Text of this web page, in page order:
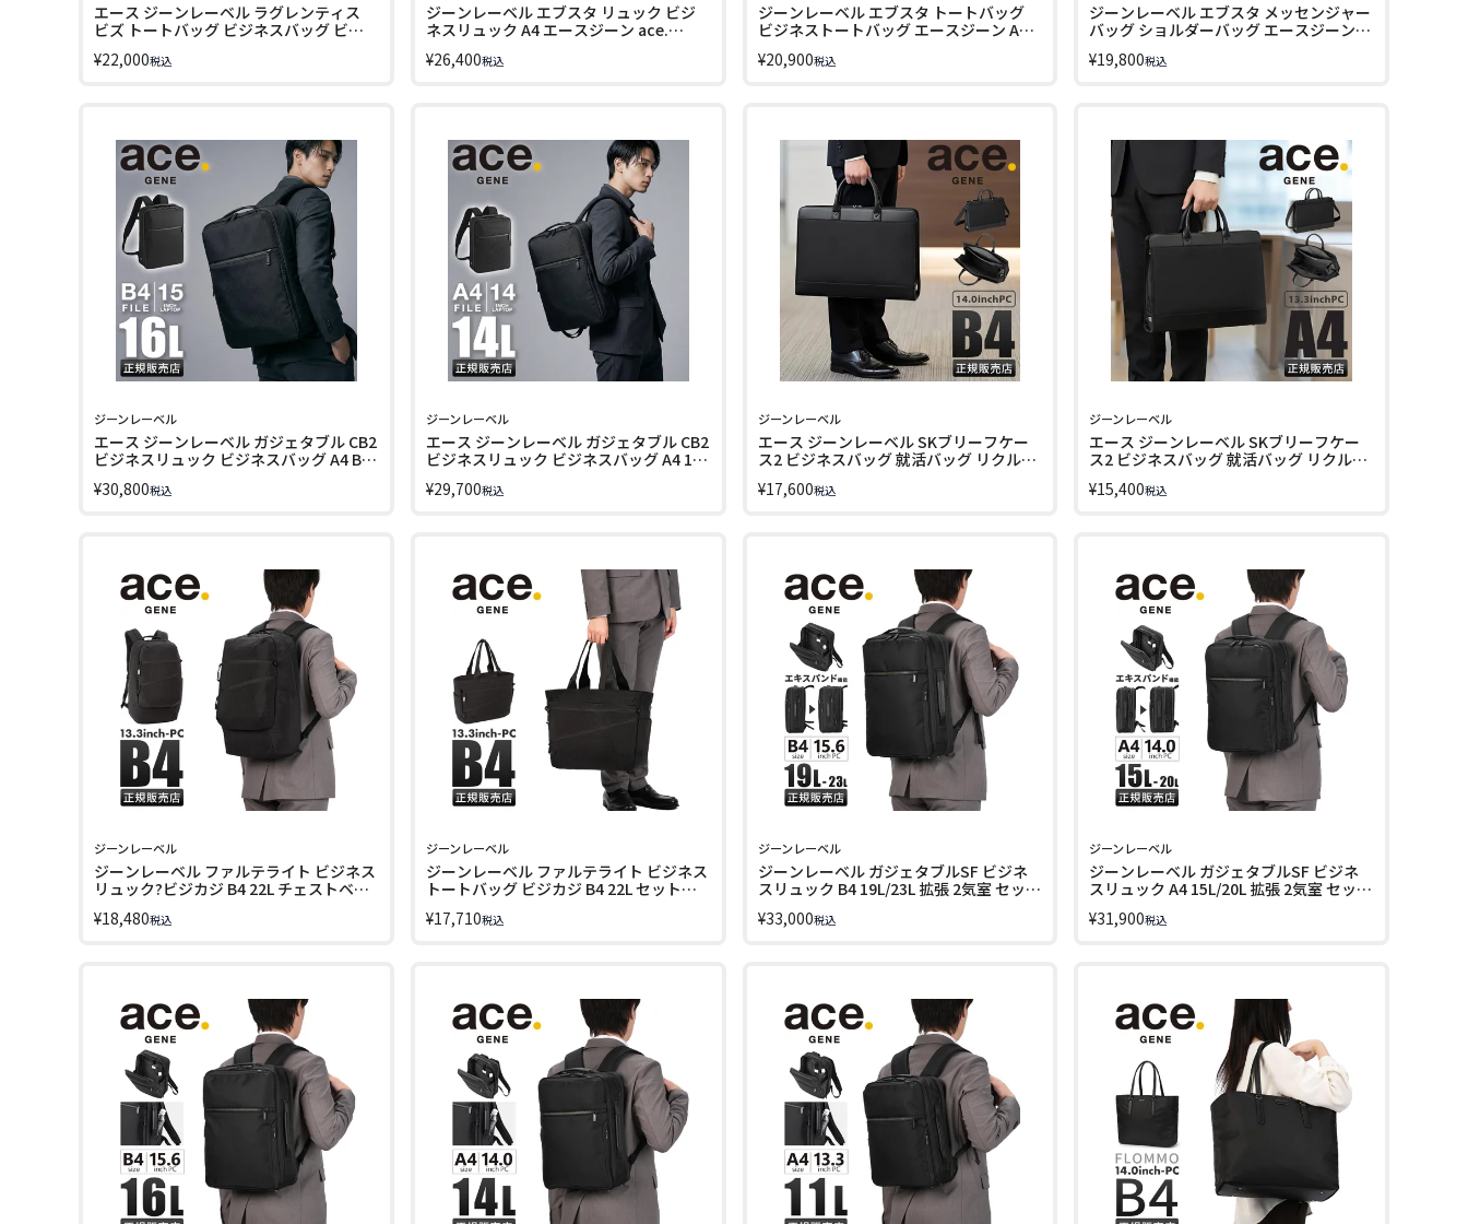
エース ジーンレーベル ラグレンティス
ビズ トートバッグ ビジネスバッグ ビジ
GENE LABEL RUGGRENTICE BIZ 68504
¥22,000税込
ジーンレーベル エブスタ リュック ビジ
ネスリュック A4 エースジーン ace.
¥26,400税込
ジーンレーベル エブスタ トートバッグ
ビジネストートバッグ エースジーン A4
¥20,900税込
ジーンレーベル エブスタ メッセンジャー
バッグ ショルダーバッグ エースジーン
¥19,800税込
ジーンレーベル
エース ジーンレーベル ガジェタブル CB2
ビジネスリュック ビジネスバッグ A4 B4
GADGETABLE CB2 20023
¥30,800税込
ジーンレーベル
エース ジーンレーベル ガジェタブル CB2
ビジネスリュック ビジネスバッグ A4 14L
GADGETABLE CB2 20022
¥29,700税込
ジーンレーベル
エース ジーンレーベル SKブリーフケー
ス2 ビジネスバッグ 就活バッグ リクルー
ace. GENE LABEL 19092
¥17,600税込
ジーンレーベル
エース ジーンレーベル SKブリーフケー
ス2 ビジネスバッグ 就活バッグ リクルー
ace. GENE LABEL 19091
¥15,400税込
ジーンレーベル
ジーンレーベル ファルテライト ビジネス
リュック?ビジカジ B4 22L チェストベル
LABEL FALTELIGHT 17896
¥18,480税込
ジーンレーベル
ジーンレーベル ファルテライト ビジネス
トートバッグ ビジカジ B4 22L セットア
FALTELIGHT 17895
¥17,710税込
ジーンレーベル
ジーンレーベル ガジェタブルSF ビジネ
スリュック B4 19L/23L 拡張 2気室 セット
GADGETABLE SF 68785
¥33,000税込
ジーンレーベル
ジーンレーベル ガジェタブルSF ビジネ
スリュック A4 15L/20L 拡張 2気室 セット
GADGETABLE SF 68784
¥31,900税込